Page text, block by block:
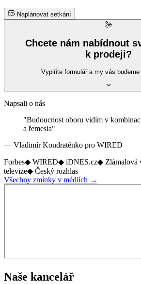
Naplánovat setkání
Chcete nám nabídnout
k prodeji?
Vyplňte formulář a my vás budeme
Napsali o nás
"Budoucnost oboru vidím v
a řemesla"
— Vladimír Kondratěnko pro WIRED
Forbes◆ WIRED◆ iDNES.cz◆ Zlámalová
televize◆ Český rozhlas
Všechny zmínky v médiích →
Naše kancelář